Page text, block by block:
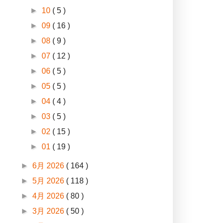
► 10 ( 5 )
►09 ( 16 )
►08 ( 9 )
►07 ( 12 )
►06 ( 5 )
►05 ( 5 )
►04 ( 4 )
►03 ( 5 )
►02 ( 15 )
►01 ( 19 )
►6月 2026 ( 164 )
►5月 2026 ( 118 )
►4月 2026 ( 80 )
►3月 2026 ( 50 )